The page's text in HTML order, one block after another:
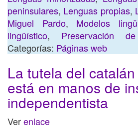
peninsulares, Lenguas propias,
Miguel Pardo, Modelos
lingüístico, Preservación
Categorías: Páginas web
La tutela del
está en manos de
independentista
Verenlace